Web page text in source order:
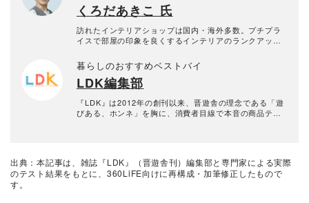
くろだあきこ 氏
訪れたインテリアショップは国内・海外多数。プチプラ
イスで部屋の印象を良くするインテリアのランクアップ
と美しい部屋作りのコツを専門家の立場から提案。プチ
プラコーディネートのほか、ホテルライクなスタイリン
グを得意とし、雑誌・Webでのスタイリングは多数。
暮らしのおすすめベストバイ
LDK編集部
『LDK』は2012年の創刊以来、晋遊舎の理念である「遊
びある、ホンネ」を胸に、消費者目線で本音の商品テス
て見つけた「本当に良いもの」と「お役立ち情報」を厳
選してあなたにお届け。編集長・高橋咲彩を中心に、11
出典：本記事は、雑誌『LDK』（晋遊舎刊）編集部と専門家による実際
のテスト結果をもとに、360LiFE向けに再構成・加筆修正したもので
す。